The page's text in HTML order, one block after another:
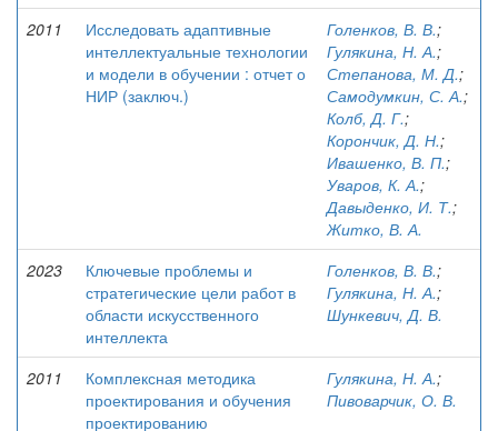
2011
Исследовать адаптивные
интеллектуальные технологии
и модели в обучении : отчет о
НИР (заключ.)
Голенков, В. В.;
Гулякина, Н. А.;
Степанова, М. Д.;
Самодумкин, С. А.;
Колб, Д. Г.;
Корончик, Д. Н.;
Ивашенко, В. П.;
Уваров, К. А.;
Давыденко, И. Т.;
Житко, В. А.
2023
Ключевые проблемы и
стратегические цели работ в
области искусственного
интеллекта
Голенков, В. В.;
Гулякина, Н. А.;
Шункевич, Д. В.
2011
Комплексная методика
проектирования и обучения
проектированию
Гулякина, Н. А.;
Пивоварчик, О. В.